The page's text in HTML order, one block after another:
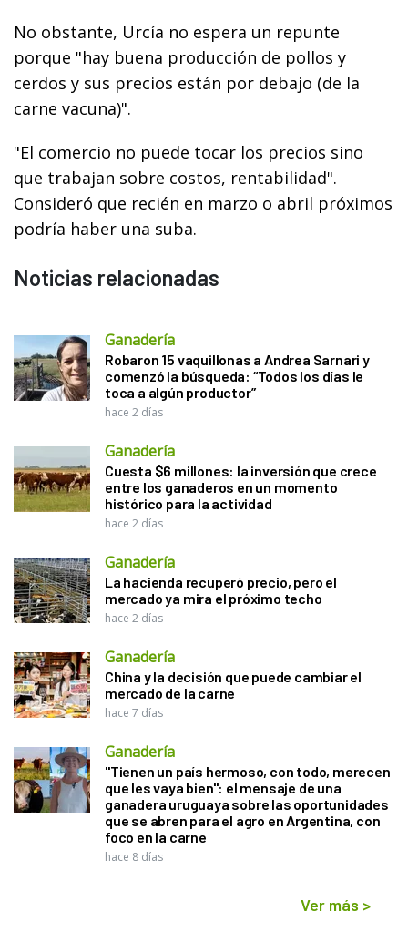
No obstante, Urcía no espera un repunte
porque "hay buena producción de pollos y
cerdos y sus precios están por debajo (de la
carne vacuna)".
"El comercio no puede tocar los precios sino
que trabajan sobre costos, rentabilidad".
Consideró que recién en marzo o abril próximos
podría haber una suba.
Noticias relacionadas
Ganadería
Robaron 15 vaquillonas a Andrea Sarnari y
comenzó la búsqueda: “Todos los días le
toca a algún productor”
hace 2 días
Ganadería
Cuesta $6 millones: la inversión que crece
entre los ganaderos en un momento
histórico para la actividad
hace 2 días
Ganadería
La hacienda recuperó precio, pero el
mercado ya mira el próximo techo
hace 2 días
Ganadería
China y la decisión que puede cambiar el
mercado de la carne
hace 7 días
Ganadería
"Tienen un país hermoso, con todo, merecen
que les vaya bien": el mensaje de una
ganadera uruguaya sobre las oportunidades
que se abren para el agro en Argentina, con
foco en la carne
hace 8 días
Ver más >